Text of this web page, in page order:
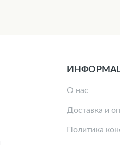
О нас
Доставка и
Политика